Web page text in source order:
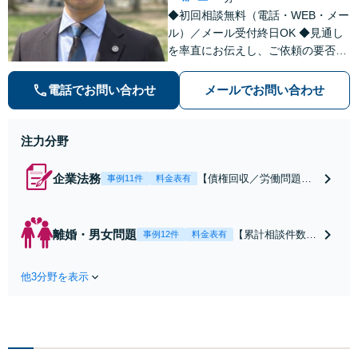
◆初回相談無料（電話・WEB・メー
ル）／メール受付終日OK ◆見通し
を率直にお伝えし、ご依頼の要否も
解決まで弁護士本人が一貫してスピ
ーディーに対応いたします。 ◆累計
電話でお問い合わせ メールでお問い合わせ
注力分野
企業法務 事例11件 料金表有
【債権回収／労働問題／
のトラブル・会社内のト
ラブルなど、事後の解決
離婚・男女問題 事例12件 料金表有
【累計相談件数20
様の話を丁寧にう
他3分野を表示